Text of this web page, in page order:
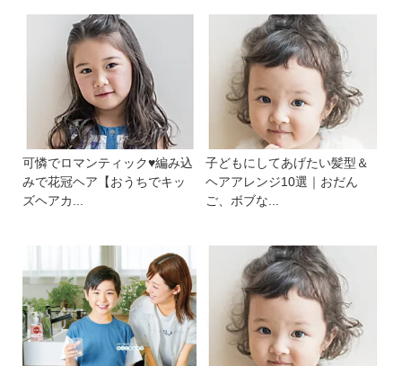
可憐でロマンティック♥編み込
みで花冠ヘア【おうちでキッ
ズヘアカ...
子どもにしてあげたい髪型＆
ヘアアレンジ10選｜おだん
ご、ボブな...